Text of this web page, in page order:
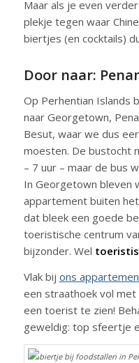
Maar als je even
plekje tegen waar
biertjes (en cocktails)
Door naar:
Op Perhentian Islands
naar Georgetown,
Besut, waar we dus
moesten. De bustocht
– 7 uur – maar de bus
In Georgetown bleven
appartement buiten
dat bleek een goede
toeristische centrum
bijzonder. Wel
Vlak bij ons
een straathoek vol met
een toerist te zien!
geweldig: top sfeertje